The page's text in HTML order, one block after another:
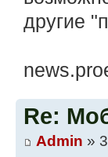
другие
Re:
Admin »